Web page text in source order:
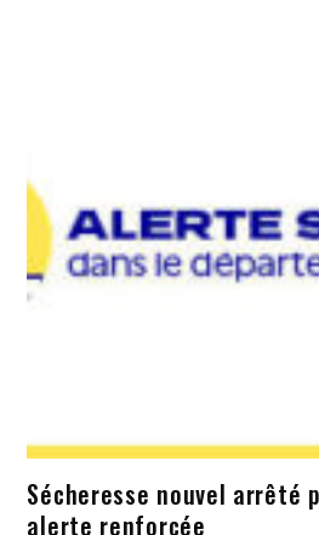
Sécheresse nouvel arrêté
alerte renforcée